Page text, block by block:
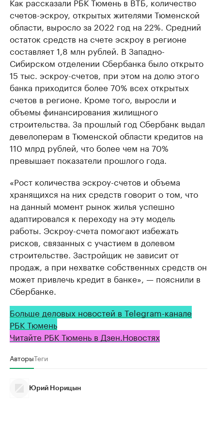
счетов-эскроу, открытых жителями Тюменской
области, выросло за 2022 год на 22%. Средний
остаток средств на счете эскроу в регионе
составляет 1,8 млн рублей. В Западно-
Сибирском отделении Сбербанка было открыто
15 тыс. эскроу-счетов, при этом на долю этого
банка приходится более 70% всех открытых
счетов в регионе. Кроме того, выросли и
объемы финансирования жилищного
строительства. За прошлый год Сбербанк выдал
девелоперам в Тюменской области кредитов на
110 млрд рублей, что более чем на 70%
превышает показатели прошлого года.
«Рост количества эскроу-счетов и объема
хранящихся на них средств говорит о том, что
на данный момент рынок жилья успешно
адаптировался к переходу на эту модель
работы. Эскроу-счета помогают избежать
рисков, связанных с участием в долевом
строительстве. Застройщик не зависит от
продаж, а при нехватке собственных средств он
может привлечь кредит в банке», — пояснили в
Сбербанке.
Больше деловых новостей в Telegram-канале
РБК Тюмень
Читайте РБК Тюмень в Дзен.Новостях
АвторыТеги
Юрий Норицын